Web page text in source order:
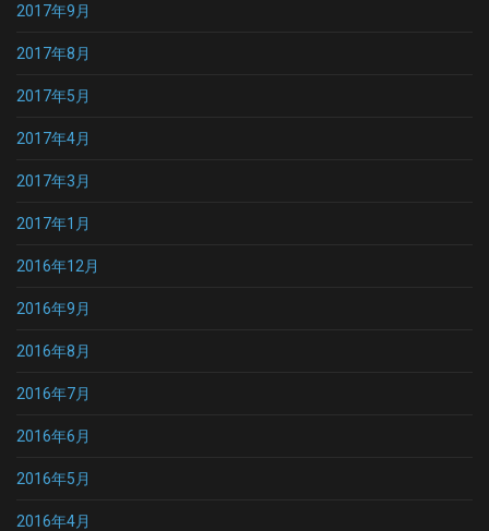
2017年9月
2017年8月
2017年5月
2017年4月
2017年3月
2017年1月
2016年12月
2016年9月
2016年8月
2016年7月
2016年6月
2016年5月
2016年4月